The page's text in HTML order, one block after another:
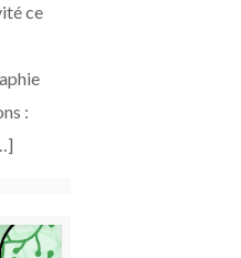
ce
: